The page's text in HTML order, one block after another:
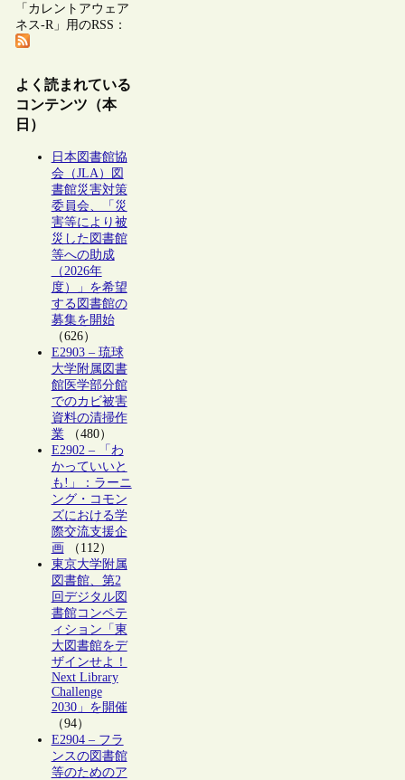
「カレントアウェア
ネス-R」用のRSS：
よく読まれている
コンテンツ（本
日）
日本図書館協
会（JLA）図
書館災害対策
委員会、「災
害等により被
災した図書館
等への助成
（2026年
度）」を希望
する図書館の
募集を開始
（626）
E2903 – 琉球
大学附属図書
館医学部分館
でのカビ被害
資料の清掃作
業（480）
E2902 – 「わ
かっていいと
も!」：ラーニ
ング・コモン
ズにおける学
際交流支援企
画 （112）
東京大学附属
図書館、第2
回デジタル図
書館コンペテ
ィション「東
大図書館をデ
ザインせよ！
Next Library
Challenge
2030」を開催
（94）
E2904 – フラ
ンスの図書館
等のためのア